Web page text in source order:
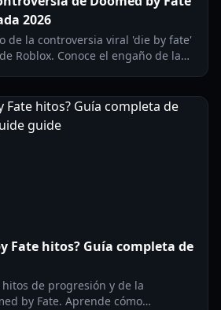
2026
de la controversia viral 'die by fate'
Roblox. Conoce el engaño de la
Fate hitos? Guía completa de
de progresión y de la
by Fate. Aprende cómo